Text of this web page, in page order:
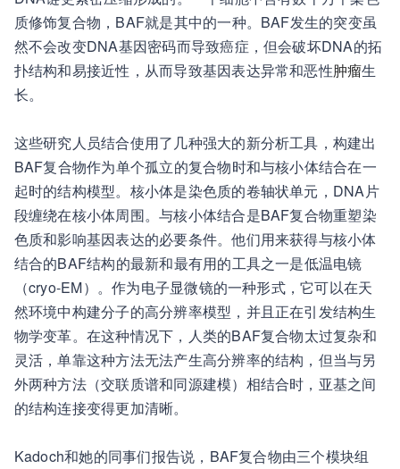
质修饰复合物，BAF就是其中的一种。BAF发生的突变虽
然不会改变DNA基因密码而导致癌症，但会破坏DNA的拓
扑结构和易接近性，从而导致基因表达异常和恶性肿瘤生
长。
这些研究人员结合使用了几种强大的新分析工具，构建出
BAF复合物作为单个孤立的复合物时和与核小体结合在一
起时的结构模型。核小体是染色质的卷轴状单元，DNA片
段缠绕在核小体周围。与核小体结合是BAF复合物重塑染
色质和影响基因表达的必要条件。他们用来获得与核小体
结合的BAF结构的最新和最有用的工具之一是低温电镜
（cryo-EM）。作为电子显微镜的一种形式，它可以在天
然环境中构建分子的高分辨率模型，并且正在引发结构生
物学变革。在这种情况下，人类的BAF复合物太过复杂和
灵活，单靠这种方法无法产生高分辨率的结构，但当与另
外两种方法（交联质谱和同源建模）相结合时，亚基之间
的结构连接变得更加清晰。
Kadoch和她的同事们报告说，BAF复合物由三个模块组